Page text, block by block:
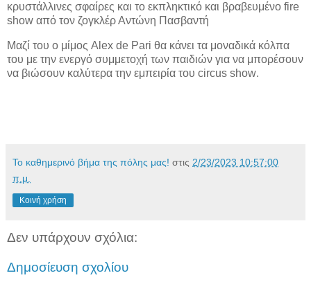
κρυστάλλινες σφαίρες και το εκπληκτικό και βραβευμένο fire
show από τον ζογκλέρ Αντώνη Πασβαντή
Μαζί του ο μίμος Alex de Pari θα κάνει τα μοναδικά κόλπα
του με την ενεργό συμμετοχή των παιδιών για να μπορέσουν
να βιώσουν καλύτερα την εμπειρία του circus show.
Το καθημερινό βήμα της πόλης μας! στις 2/23/2023 10:57:00
π.μ.
Κοινή χρήση
Δεν υπάρχουν σχόλια:
Δημοσίευση σχολίου